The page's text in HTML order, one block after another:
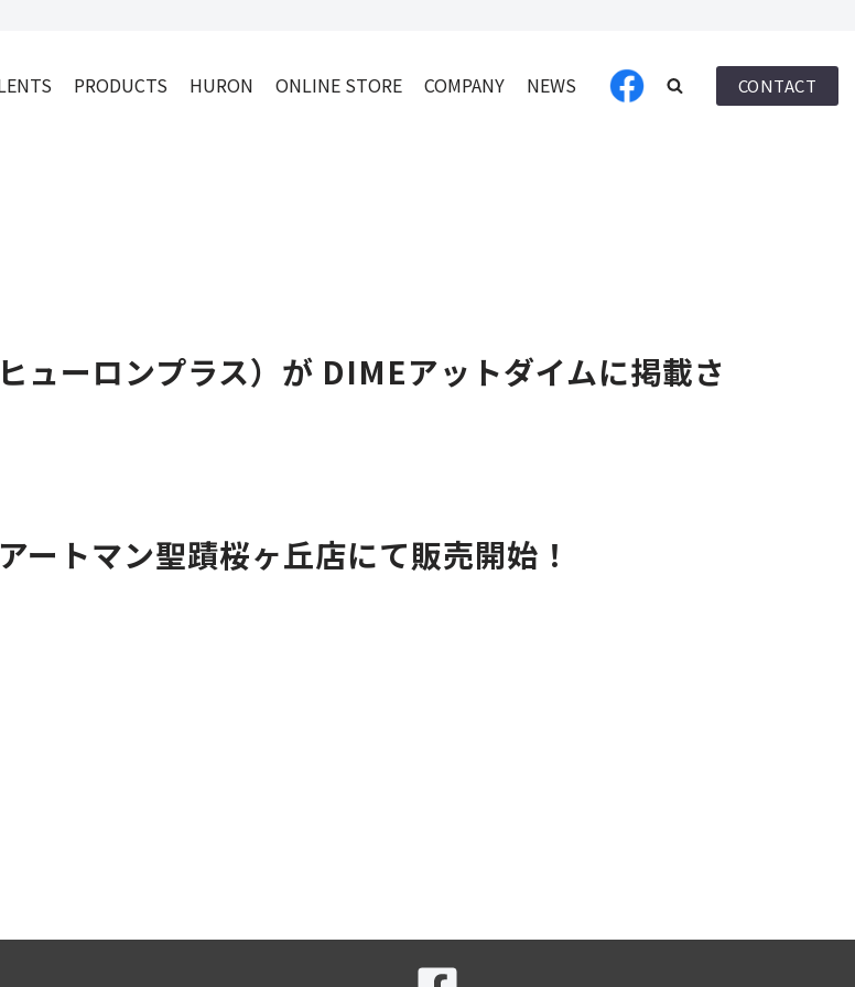
PRODUCTS HURON ONLINE STORE COMPANY NEWS CONTACT
ヒューロンプラス）が DIMEアットダイムに掲載さ
トマン聖蹟桜ヶ丘店にて販売開始！